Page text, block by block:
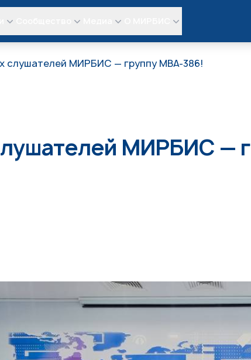
слушателей МИРБИС — группу МВА-386!
МИРБИС —